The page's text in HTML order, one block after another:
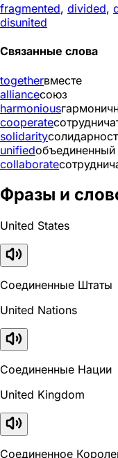
fragmented, divided,
disunited
Связанные слова
togetherвместе
allianceсоюз
harmonious
cooperate
solidarity
unifiedобъединенный
collaborate
Фразы и
United States
Соединенные Штаты
United Nations
Соединенные Нации
United Kingdom
Соединенное